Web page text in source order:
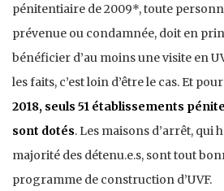
pénitentiaire de 2009*, toute
prévenue ou condamnée, doit en
bénéficier d’au moins une visite en
les faits, c’est loin d’être le cas. Et
2018, seuls 51 établissements
sont dotés. Les maisons d’arrêt,
majorité des détenu.e.s, sont tout
programme de construction d’UVF.